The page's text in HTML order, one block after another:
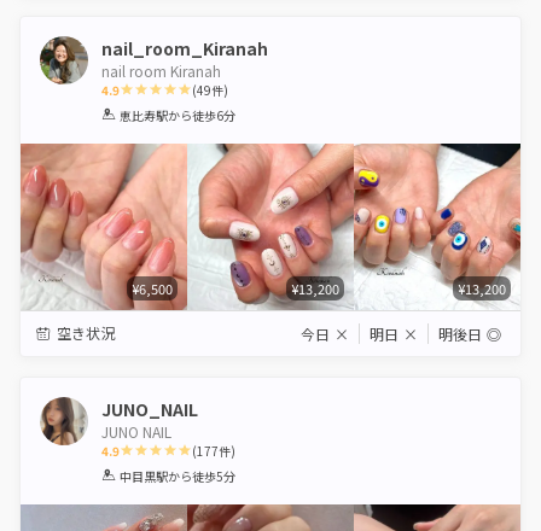
nail_room_Kiranah
nail room Kiranah
4.9
1 2 3 4 5
(49件)
恵比寿駅から徒歩6分
¥6,500 ¥13,200 ¥13,200
空き状況 今日 × 明日 × 明後日 ◎
JUNO_NAIL
JUNO NAIL
4.9
1 2 3 4 5
(177件)
中目黒駅から徒歩5分